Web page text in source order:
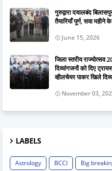
गुरुद्वारा दयालबंद
तैयारियाँ पूर्ण, सवा
June 15, 2026
जिला स्तरीय राज्योत्सव
दिव्यांगजनों को दिए
व्हीलचेयर पाकर खिले
November 03,
LABELS
Astrology BCCI Big